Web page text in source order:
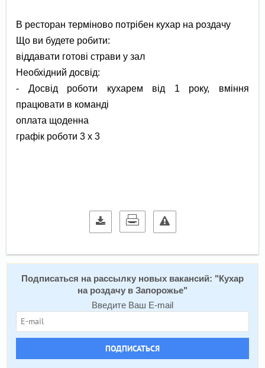
В ресторан терміново потрібен кухар на роздачу
Що ви будете робити:
віддавати готові страви у зал
Необхідний досвід:
- Досвід роботи кухарем від 1 року, вміння
працювати в команді
оплата щоденна
графік роботи 3 х 3
Подписаться на расcылку новых вакансий: " Кухар
на роздачу в Запорожье"
Введите Ваш E-mail
ПОДПИСАТЬСЯ